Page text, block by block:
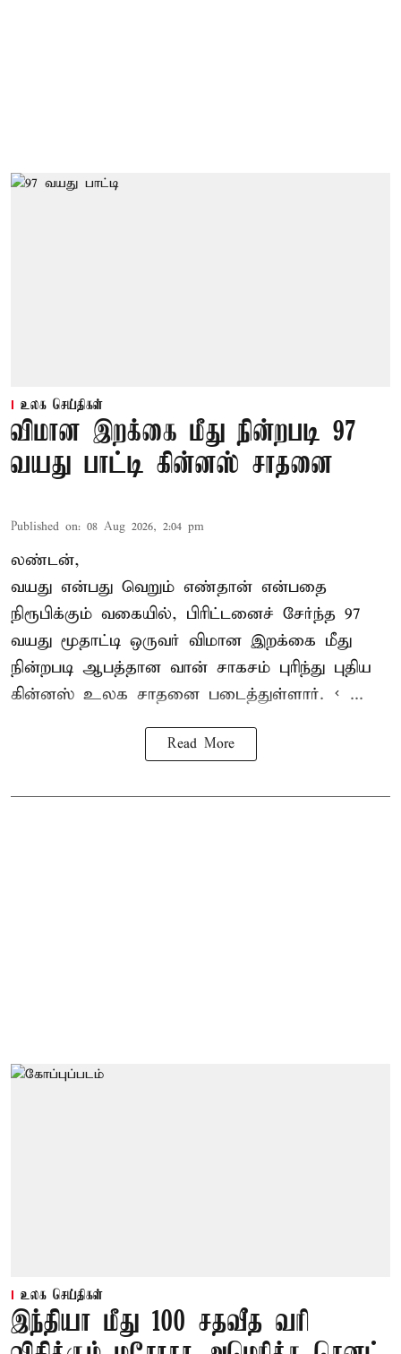
உலக செய்திகள்
விமான இறக்கை மீது நின்றபடி 97
வயது பாட்டி கின்னஸ் சாதனை
Published on: 08 Aug 2026, 2:04 pm
லண்டன்,
வயது என்பது வெறும் எண்தான் என்பதை
நிரூபிக்கும் வகையில், பிரிட்டனைச் சேர்ந்த 97
வயது மூதாட்டி ஒருவர் விமான இறக்கை மீது
நின்றபடி ஆபத்தான வான் சாகசம் புரிந்து புதிய
கின்னஸ் உலக சாதனை படைத்துள்ளார். < ...
Read More
உலக செய்திகள்
இந்தியா மீது 100 சதவீத வரி